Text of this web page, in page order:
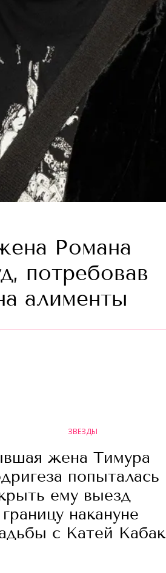
Романа
потребовав
алименты
ЗВЕЗДЫ
жена Тимура
попыталась
ему выезд
накануне
с Катей Кабак